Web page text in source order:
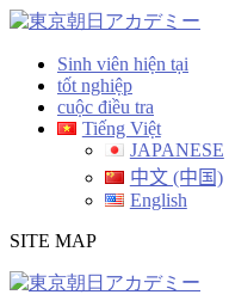
Skip
contentSinh viên hiện tại
tốt nghiệp
cuộc điều tra
Tiếng Việt
JAPANESE
中文 (中国)
English
SITE MAP